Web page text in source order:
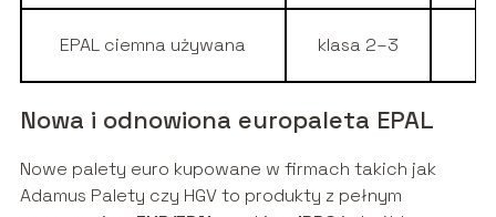
EPAL ciemna używana klasa 2–3
Nowa i odnowiona europaleta EPAL
Nowe palety euro kupowane w firmach takich jak
Adamus Palety czy HGV to produkty z pełnym